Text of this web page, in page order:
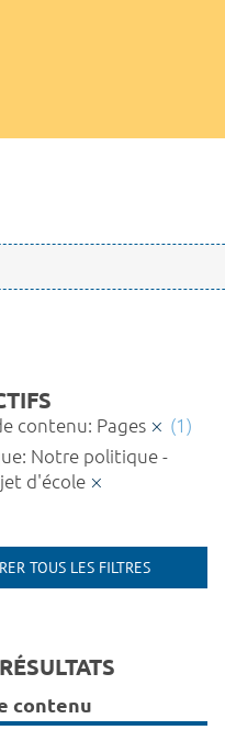
contenu: Pages
(1)
Notre politique -
d'école
TOUS LES FILTRES
contenu